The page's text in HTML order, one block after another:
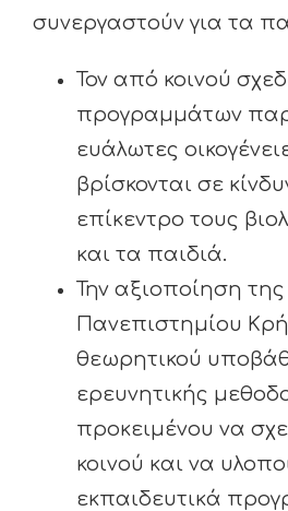
συνεργαστούν για τα
Τον από κοινού
προγραμμάτων
ευάλωτες
βρίσκονται σε
επίκεντρο τους
και τα παιδιά.
Την αξιοποίηση
Πανεπιστημίου
θεωρητικού
ερευνητικής
προκειμένου να
κοινού και να
εκπαιδευτικά